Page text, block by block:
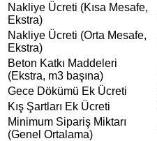
Nakliye Ücreti (Kısa Mesafe,
Ekstra)
Nakliye Ücreti (Orta Mesafe,
Ekstra)
Beton Katkı Maddeleri
(Ekstra, m3 başına)
Gece Dökümü Ek Ücreti
Kış Şartları Ek Ücreti
Minimum Sipariş Miktarı
(Genel Ortalama)